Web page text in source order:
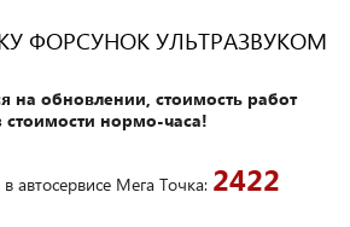
ФОРСУНОК УЛЬТРАЗВУКОМ
на обновлении, стоимость работ
стоимости нормо-часа!
автосервисе Мега Точка: 2422